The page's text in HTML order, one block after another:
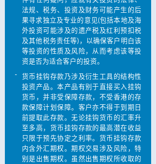
法规、税务、投资及财务可能产生的后
果寻求独立及专业的意见(包括本地及海
外投资可能涉及的遗产税及红利预扣税
及其他税务责任等)，以确保客户明白该
等投资的性质及风险，从而考虑该等投
资是否为适合客户的投资。
-
货币挂钩存款乃涉及衍生工具的结构性
投资产品。本产品有别于直接买入挂钩
货币，并非受保障存款，不受香港的存
款保障计划保障。客户亦不得于到期日
前提取此存款。无论挂钩货币的汇率升
至多高，货币挂钩存款的最高潜在收益
只限于预先协定之利率。货币挂钩存款
内含外汇期权。期权交易涉及风险，特
别是出售期权。虽然出售期权所收取的